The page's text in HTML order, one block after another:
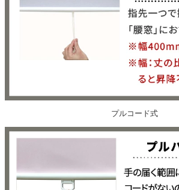
プルコード式